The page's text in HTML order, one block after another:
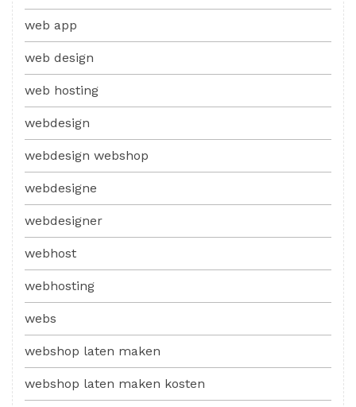
web app
web design
web hosting
webdesign
webdesign webshop
webdesigne
webdesigner
webhost
webhosting
webs
webshop laten maken
webshop laten maken kosten